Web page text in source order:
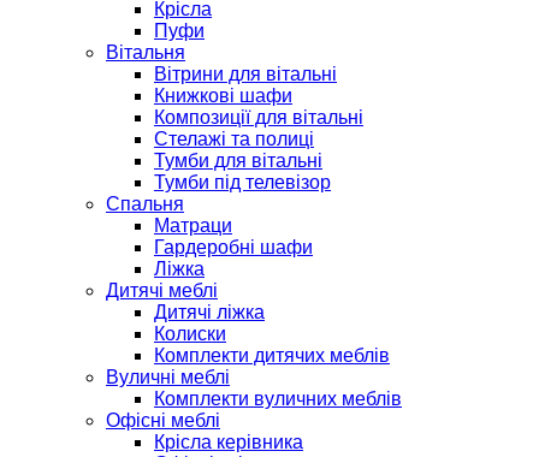
Крісла
Пуфи
Вітальня
Вітрини для вітальні
Книжкові шафи
Композиції для вітальні
Стелажі та полиці
Тумби для вітальні
Тумби під телевізор
Спальня
Матраци
Гардеробні шафи
Ліжка
Дитячі меблі
Дитячі ліжка
Колиски
Комплекти дитячих меблів
Вуличні меблі
Комплекти вуличних меблів
Офісні меблі
Крісла керівника